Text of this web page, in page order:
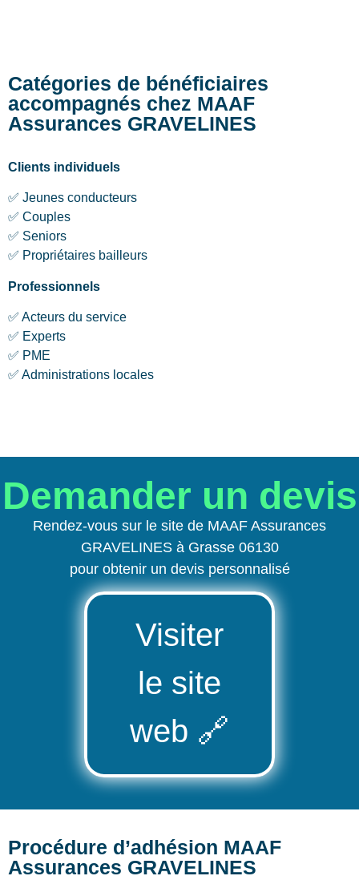
Catégories de bénéficiaires
accompagnés chez MAAF
Assurances GRAVELINES
Clients individuels
✅ Jeunes conducteurs
✅ Couples
✅ Seniors
✅ Propriétaires bailleurs
Professionnels
✅ Acteurs du service
✅ Experts
✅ PME
✅ Administrations locales
Demander un devis
Rendez-vous sur le site de MAAF Assurances
GRAVELINES à Grasse 06130
pour obtenir un devis personnalisé
Visiter
le site
web 🔗
Procédure d’adhésion MAAF
Assurances GRAVELINES